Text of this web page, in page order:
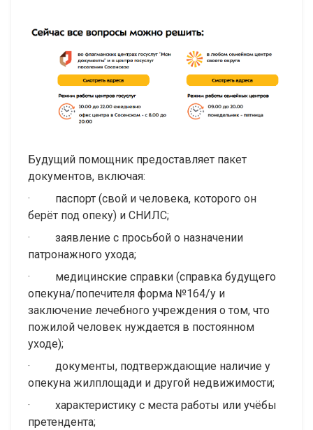
Будущий помощник предоставляет пакет
документов, включая:
· паспорт (свой и человека, которого он
берёт под опеку) и СНИЛС;
· заявление с просьбой о назначении
патронажного ухода;
· медицинские справки (справка будущего
опекуна/попечителя форма №164/у и
заключение лечебного учреждения о том, что
пожилой человек нуждается в постоянном
уходе);
· документы, подтверждающие наличие у
опекуна жилплощади и другой недвижимости;
· характеристику с места работы или учёбы
претендента;